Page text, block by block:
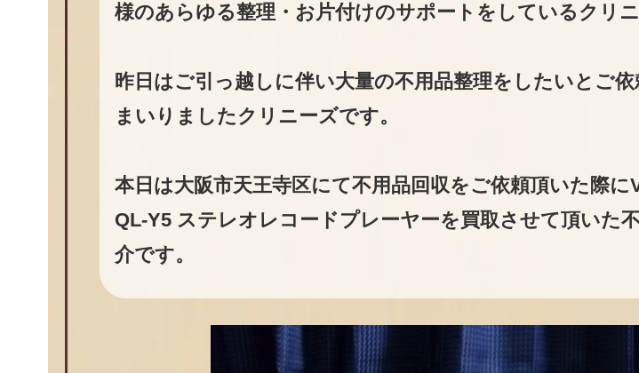
様のあらゆる整理・お片付けのサポートをしているクリニ
昨日はご引っ越しに伴い大量の不用品整理をしたいとご
まいりましたクリニーズです。
本日は大阪市天王寺区にて不用品回収をご依頼頂いた際
QL-Y5 ステレオレコードプレーヤーを買取させて頂いた
介です。